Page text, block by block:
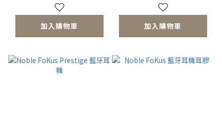
加入購物車 加入購物車